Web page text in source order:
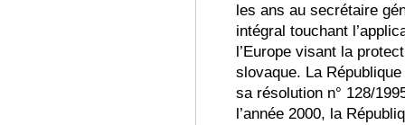
les ans au secrétaire
intégral touchant
l’Europe visant la
slovaque. La
sa résolution n° 128/
l’année 2000, la